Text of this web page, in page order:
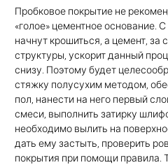
Пробковое покрытие не
«голое» цементное основание.
начнут крошиться, а цемент, за
структуры, ускорит данный
снизу. Поэтому будет
стяжку полусухим методом,
пол, нанести на него первый
смеси, выполнить затирку
необходимо вылить на
дать ему застыть, проверить
покрытия при помощи правила.